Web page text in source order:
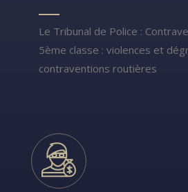
Le Tribunal de Police :
5ème classe : violences et
contraventions routières